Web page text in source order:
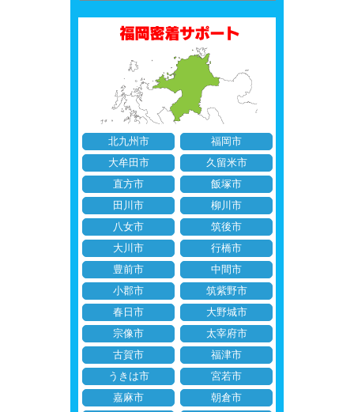
北九州市
福岡市
大牟田市
久留米市
直方市
飯塚市
田川市
柳川市
八女市
筑後市
大川市
行橋市
豊前市
中間市
小郡市
筑紫野市
春日市
大野城市
宗像市
太宰府市
古賀市
福津市
うきは市
宮若市
嘉麻市
朝倉市